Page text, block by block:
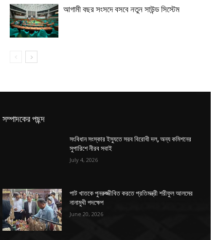
আগামী বছর সংসদে বসবে নতুন সাউন্ড সিস্টেম
সম্পাদকের পছন্দ
সংবিধান সংস্কার ইস্যুতে সরব বিরোধী দল, অন্য কমিশনের
সুপারিশে নীরব সবাই
July 4, 2026
পাট খাতকে পুনরুজ্জীবিত করতে প্রতিমন্ত্রী শরীফুল আলমের
নানামুখী পদক্ষেপ
June 20, 2026